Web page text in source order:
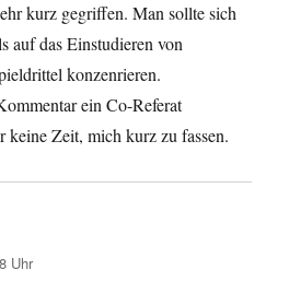
kurz gegriffen. Man sollte sich
auf das Einstudieren von
konzenrieren.
ein Co-Referat
keine Zeit, mich kurz zu fassen.
Uhr